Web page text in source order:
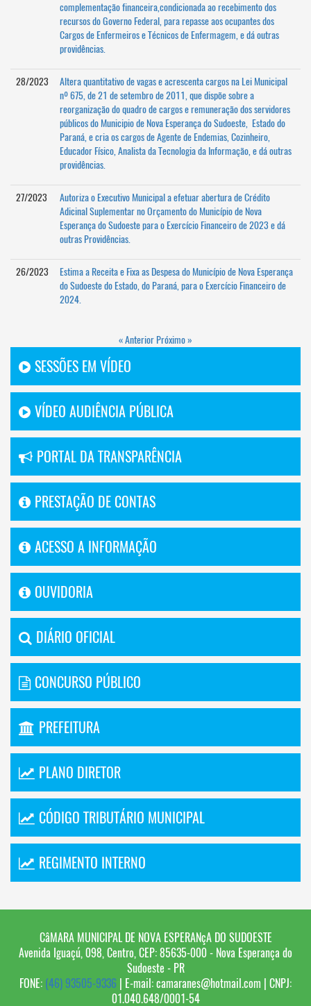
complementação financeira,condicionada ao recebimento dos
recursos do Governo Federal, para repasse aos ocupantes dos
Cargos de Enfermeiros e Técnicos de Enfermagem, e dá outras
providências.
28/2023
Altera quantitativo de vagas e acrescenta cargos na Lei Municipal
nº 675, de 21 de setembro de 2011, que dispõe sobre a
reorganização do quadro de cargos e remuneração dos servidores
públicos do Municipio de Nova Esperança do Sudoeste, Estado do
Paraná, e cria os cargos de Agente de Endemias, Cozinheiro,
Educador Físico, Analista da Tecnologia da Informação, e dá outras
providências.
27/2023
Autoriza o Executivo Municipal a efetuar abertura de Crédito
Adicinal Suplementar no Orçamento do Município de Nova
Esperança do Sudoeste para o Exercício Financeiro de 2023 e dá
outras Providências.
26/2023
Estima a Receita e Fixa as Despesa do Município de Nova Esperança
do Sudoeste do Estado, do Paraná, para o Exercício Financeiro de
2024.
« Anterior Próximo »
SESSÕES EM VÍDEO
VÍDEO AUDIÊNCIA PÚBLICA
PORTAL DA TRANSPARÊNCIA
PRESTAÇÃO DE CONTAS
ACESSO A INFORMAÇÃO
OUVIDORIA
DIÁRIO OFICIAL
CONCURSO PÚBLICO
PREFEITURA
PLANO DIRETOR
CÓDIGO TRIBUTÁRIO MUNICIPAL
REGIMENTO INTERNO
CâMARA MUNICIPAL DE NOVA ESPERANçA DO SUDOESTE
Avenida Iguaçú, 098, Centro, CEP: 85635-000 - Nova Esperança do
Sudoeste - PR
FONE: (46) 93505-9336 | E-mail: camaranes@hotmail.com | CNPJ:
01.040.648/0001-54